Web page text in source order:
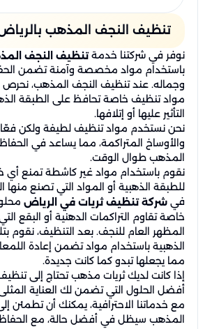
تنظيف النجف المذهب
نوفر في شركتنا خدمةتنظيف النجف
باستخدام مواد مخصصة وآمنة تضمن
وجماله. عند تنظيف النجف المذهب،
مواد تنظيف خاصة تحافظ على الطبقة
التأثير عليها أو إتلافها.
نحن نستخدم مواد تنظيف لطيفة ولكن فعّالة
والأوساخ المتراكمة، مما يساعد في
المذهب طوال الوقت.
نقوم باستخدام مواد غير كاشطة تمنع
للطبقة الذهبية أو المواد التي تصنع منها
في شركة تنظيف ثريات في الرياض
خاصة تقاوم التراكمات الدهنية أو البقع
المظهر العام للنجف. بعد التنظيف، نقوم
الذهبية باستخدام مواد تضمن إعادة
مما يجعلها تبدو كما كانت جديدة.
إذا كانت لديك ثريات مذهب تحتاج إلى
أفضل الحلول التي تضمن لك العناية
مع خدماتنا الاحترافية، يمكنك أن تطمئن
المذهب سيظل في أفضل حالة، مع